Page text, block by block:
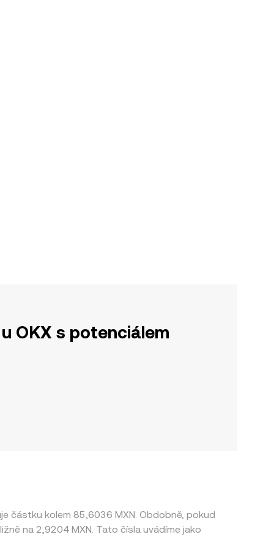
OKX s potenciálem
částku kolem 85,6036 MXN. Obdobně, pokud
na 2,9204 MXN. Tato čísla uvádíme jako